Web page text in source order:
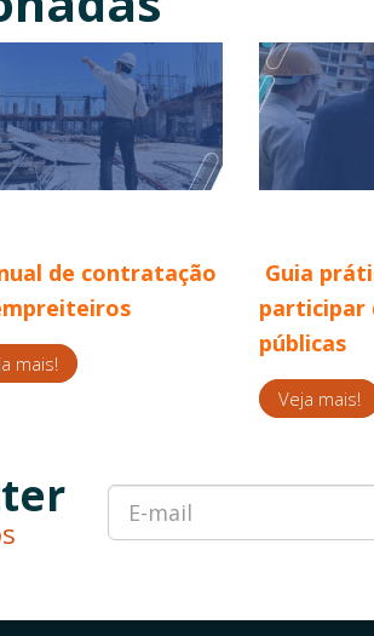
de contratação
mais!
Guia
participar
públicas
Veja mais!